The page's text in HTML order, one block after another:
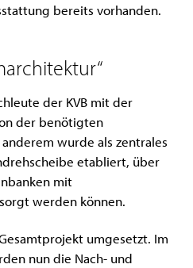
bereits vorhanden.
der KVB mit der
der benötigten
wurde als zentrales
etabliert, über
mit
werden können.
umgesetzt. Im
nun die Nach- und